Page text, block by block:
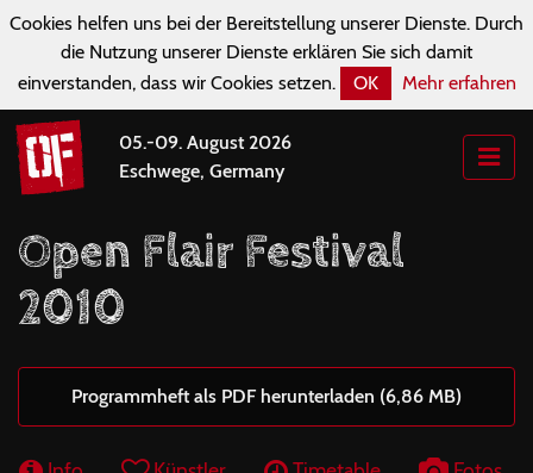
Cookies helfen uns bei der Bereitstellung unserer Dienste. Durch
die Nutzung unserer Dienste erklären Sie sich damit
einverstanden, dass wir Cookies setzen.
OK Mehr erfahren
05.-09. August 2026
Eschwege, Germany
Open Flair Festival
2010
Programmheft als PDF herunterladen (6,86 MB)